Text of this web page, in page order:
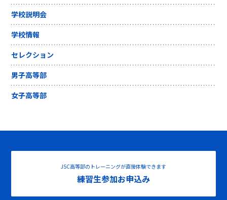
学校説明会
学校情報
セレクション
男子高等部
女子高等部
JSC高等部のトレーニングが直接体験できます
練習生参加お申込み